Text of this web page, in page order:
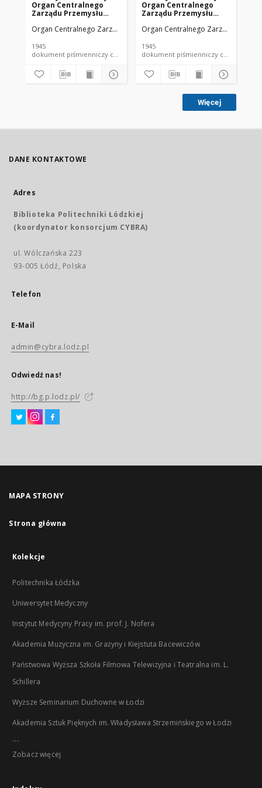
Organ Centralnego
Zarządu Przemysłu
R. 1 Nr 1 (1945)
Organ Centralnego Zarządu Przemysłu Chemicznego w Polsce
1945
dokument piśmienniczy czasopismo
Organ Centralnego
Zarządu Przemysłu
R. 1 Nr 4 (1945)
Organ Centralnego Zarządu
1945
dokument piśmienniczy czasopismo
Więcej
DANE KONTAKTOWE
Adres
Biblioteka Politechniki Łódzkiej
(koordynator konsorcjum CYBRA)
ul. Wólczańska 223
93-005 Łódź, Polska
Telefon
E-Mail
admin@cybra.lodz.pl
Odwiedź nas!
http://bg.p.lodz.pl/
MAPA STRONY
Strona główna
Kolekcje
Politechnika Łódzka
Uniwersytet Medyczny
Instytut Medycyny Pracy im. prof. J. Nofera
Akademia Muzyczna im. Grażyny i Kiejstuta Bacewiczów
Państwowa Wyższa Szkoła Filmowa Telewizyjna i Teatralna im. L.
Schillera
Wyższe Seminarium Duchowne w Łodzi
Akademia Sztuk Pięknych im. Władysława Strzemińskiego w Łodzi
...
Zobacz więcej